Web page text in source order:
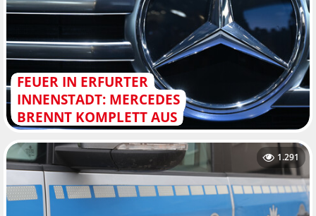
FEUER IN ERFURTER
INNENSTADT: MERCEDES
BRENNT KOMPLETT AUS
1.291